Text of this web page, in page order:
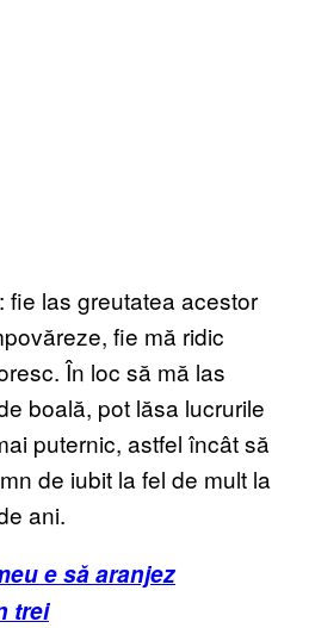
fie las greutatea acestor
fie mă ridic
În loc să mă las
boală, pot lăsa lucrurile
puternic, astfel încât să
de iubit la fel de mult la
ani.
e să aranjez
trei